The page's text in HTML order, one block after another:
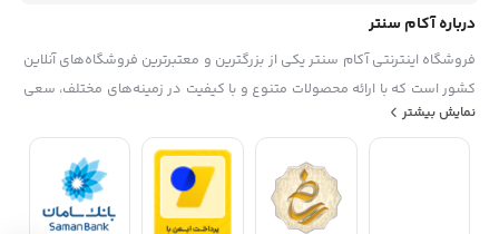
درباره آکام سنتر
فروشگاه اینترنتی آکام سنتر یکی از بزرگترین و معتبرترین فروشگاه‌های آنلاین
کشور است که با ارائه محصولات متنوع و با کیفیت در زمینه‌های مختلف، سعی
تاسیس شده. آکام سنتر با همکاری با برندهای معروف داخلی و خارجی، گارانتی
و خدمات پس از فروش، تخفیف‌ها و جشنواره‌های منحصر به فرد، پشتیبانی
حرفه ای، به عنوان یک فروشگاه مطمئن و مورد اعتماد شناخته شده است. آکام
نمایش بیشتر